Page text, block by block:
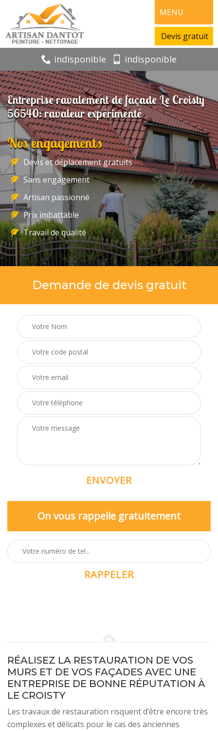
MENU
Devis gratuit
indisponible indisponible
Entreprise ravalement de façade Le Croisty
56540: ravaleur expérimenté
Nos engagements
Devis et déplacement gratuits
Sans engagement
Artisan passionné
Prix imbattable
Travail de qualité
Demande de devis gratuit
On vous rappelle gratuitement
RÉALISEZ LA RESTAURATION DE VOS
MURS ET DE VOS FAÇADES AVEC UNE
ENTREPRISE DE BONNE RÉPUTATION À
LE CROISTY
Les travaux de restauration risquent d’être encore très
complexes et délicats pour le cas des anciennes